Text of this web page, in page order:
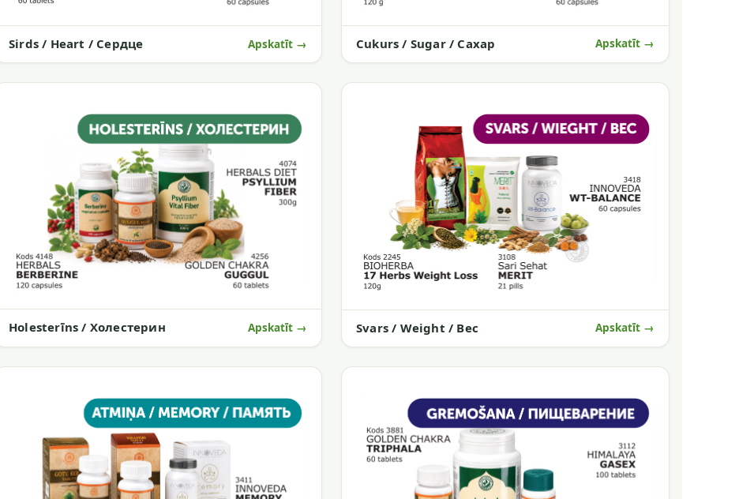
Sirds / Heart / Сердце Apskatīt → Cukurs / Sugar / Сахар Apskatīt →
Holesterīns / Холестерин Apskatīt → Svars / Weight / Вес Apskatīt →